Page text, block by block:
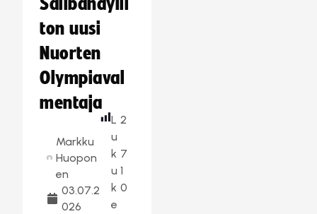
Salibandylii
ton uusi
Nuorten
Olympiaval
mentaja
Markku
Huopon
en
03.07.2
026
L
u
k
u
k
e
2
7
1
0